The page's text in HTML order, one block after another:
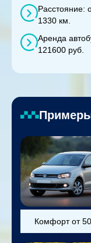
Расстояние:
1330 км.
Аренда
121600 руб.
Комфорт от